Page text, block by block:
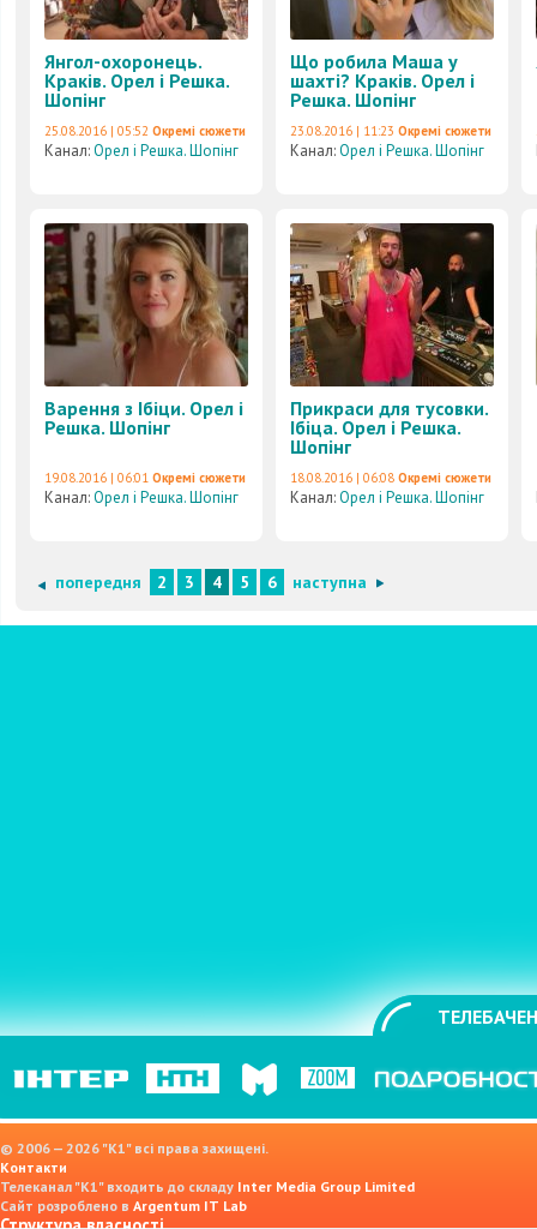
Янгол-охоронець.
Краків. Орел і Решка.
Шопінг
25.08.2016 | 05:52 Окремі сюжети
Канал:Орел і Решка. Шопінг
Що робила Маша у
шахті? Краків. Орел і
Решка. Шопінг
23.08.2016 | 11:23 Окремі сюжети
Канал:Орел і Решка. Шопінг
Варення з Ібіци. Орел і
Решка. Шопінг
19.08.2016 | 06:01 Окремі сюжети
Канал:Орел і Решка. Шопінг
Прикраси для тусовки.
Ібіца. Орел і Решка.
Шопінг
18.08.2016 | 06:08 Окремі сюжети
Канал:Орел і Решка. Шопінг
попередня 2 3 4 5 6 наступна
© 2006 — 2026 "K1" всі права захищені.
Контакти
Телеканал "К1" входить до складу Inter Media Group Limited
Сайт розроблено в Argentum IT Lab